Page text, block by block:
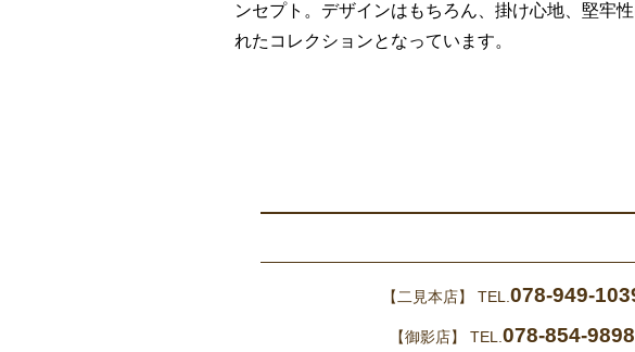
ンセプト。デザインはもちろん、掛け心地、堅牢
れたコレクションとなっています。
【二見本店】 TEL.078-949-
【御影店】 TEL.078-854-9898